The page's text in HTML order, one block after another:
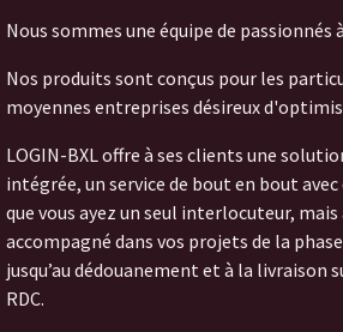
Nous sommes une équipe de passionnés
Nos produits sont conçus pour les
moyennes entreprises désireux
LOGIN-BXL offre à ses clients une
intégrée, un service de bout en bout
que vous ayez un seul interlocuteur, mais
accompagné dans vos projets de la
jusqu’au dédouanement et à la livraison
RDC.